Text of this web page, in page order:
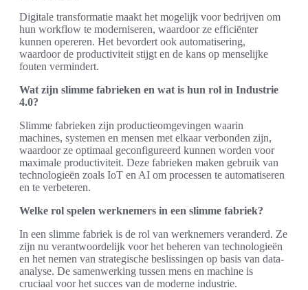
Digitale transformatie maakt het mogelijk voor bedrijven om
hun workflow te moderniseren, waardoor ze efficiënter
kunnen opereren. Het bevordert ook automatisering,
waardoor de productiviteit stijgt en de kans op menselijke
fouten vermindert.
Wat zijn slimme fabrieken en wat is hun rol in Industrie
4.0?
Slimme fabrieken zijn productieomgevingen waarin
machines, systemen en mensen met elkaar verbonden zijn,
waardoor ze optimaal geconfigureerd kunnen worden voor
maximale productiviteit. Deze fabrieken maken gebruik van
technologieën zoals IoT en AI om processen te automatiseren
en te verbeteren.
Welke rol spelen werknemers in een slimme fabriek?
In een slimme fabriek is de rol van werknemers veranderd. Ze
zijn nu verantwoordelijk voor het beheren van technologieën
en het nemen van strategische beslissingen op basis van data-
analyse. De samenwerking tussen mens en machine is
cruciaal voor het succes van de moderne industrie.